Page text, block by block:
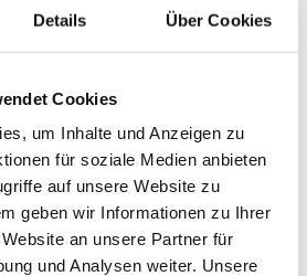
Details Über Cookies
Cookies
um Inhalte und Anzeigen zu
für soziale Medien anbieten
auf unsere Website zu
geben wir Informationen zu Ihrer
an unsere Partner für
und Analysen weiter. Unsere
mittels Kiesol zur Abdichtung